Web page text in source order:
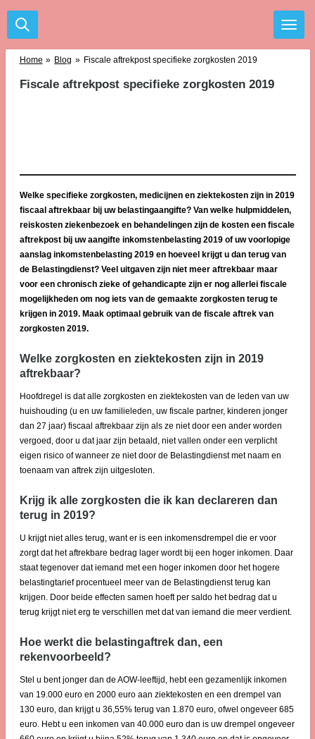
Ga
direct
Home » Blog » Fiscale aftrekpost specifieke zorgkosten 2019
Fiscale aftrekpost specifieke zorgkosten 2019
Welke specifieke zorgkosten, medicijnen en ziektekosten zijn in 2019
fiscaal aftrekbaar bij uw belastingaangifte? Van welke hulpmiddelen,
reiskosten ziekenbezoek en behandelingen zijn de kosten een fiscale
aftrekpost bij uw aangifte inkomstenbelasting 2019 of uw voorlopige
aanslag inkomstenbelasting 2019 en hoeveel krijgt u dan terug van
de Belastingdienst? Veel uitgaven zijn niet meer aftrekbaar maar
voor een chronisch zieke of gehandicapte zijn er nog allerlei fiscale
mogelijkheden om nog iets van de gemaakte zorgkosten terug te
krijgen in 2019. Maak optimaal gebruik van de fiscale aftrek van
zorgkosten 2019.
Welke zorgkosten en ziektekosten zijn in 2019
aftrekbaar?
Hoofdregel is dat alle zorgkosten en ziektekosten van de leden van uw
huishouding (u en uw familieleden, uw fiscale partner, kinderen jonger
dan 27 jaar) fiscaal aftrekbaar zijn als ze niet door een ander worden
vergoed, door u dat jaar zijn betaald, niet vallen onder een verplicht
eigen risico of wanneer ze niet door de Belastingdienst met naam en
toenaam van aftrek zijn uitgesloten.
Krijg ik alle zorgkosten die ik kan declareren dan
terug in 2019?
U krijgt niet alles terug, want er is een inkomensdrempel die er voor
zorgt dat het aftrekbare bedrag lager wordt bij een hoger inkomen. Daar
staat tegenover dat iemand met een hoger inkomen door het hogere
belastingtarief procentueel meer van de Belastingdienst terug kan
krijgen. Door beide effecten samen hoeft per saldo het bedrag dat u
terug krijgt niet erg te verschillen met dat van iemand die meer verdient.
Hoe werkt die belastingaftrek dan, een
rekenvoorbeeld?
Stel u bent jonger dan de AOW-leeftijd, hebt een gezamenlijk inkomen
van 19.000 euro en 2000 euro aan ziektekosten en een drempel van
130 euro, dan krijgt u 36,55% terug van 1.870 euro, ofwel ongeveer 685
euro. Hebt u een inkomen van 40.000 euro dan is uw drempel ongeveer